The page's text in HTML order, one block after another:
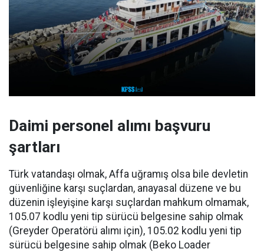
Daimi personel alımı başvuru
şartları
Türk vatandaşı olmak, Affa uğramış olsa bile devletin
güvenliğine karşı suçlardan, anayasal düzene ve bu
düzenin işleyişine karşı suçlardan mahkum olmamak,
105.07 kodlu yeni tip sürücü belgesine sahip olmak
(Greyder Operatörü alımı için), 105.02 kodlu yeni tip
sürücü belgesine sahip olmak (Beko Loader